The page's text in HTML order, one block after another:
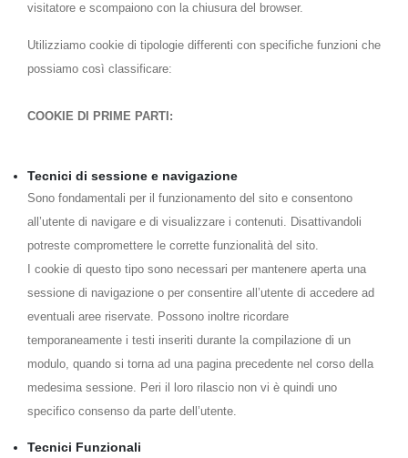
visitatore e scompaiono con la chiusura del browser.
Utilizziamo cookie di tipologie differenti con specifiche funzioni che
possiamo così classificare:
COOKIE DI PRIME PARTI:
Tecnici di sessione e navigazione
Sono fondamentali per il funzionamento del sito e consentono
all’utente di navigare e di visualizzare i contenuti. Disattivandoli
potreste compromettere le corrette funzionalità del sito.
I cookie di questo tipo sono necessari per mantenere aperta una
sessione di navigazione o per consentire all’utente di accedere ad
eventuali aree riservate. Possono inoltre ricordare
temporaneamente i testi inseriti durante la compilazione di un
modulo, quando si torna ad una pagina precedente nel corso della
medesima sessione. Peri il loro rilascio non vi è quindi uno
specifico consenso da parte dell’utente.
Tecnici Funzionali